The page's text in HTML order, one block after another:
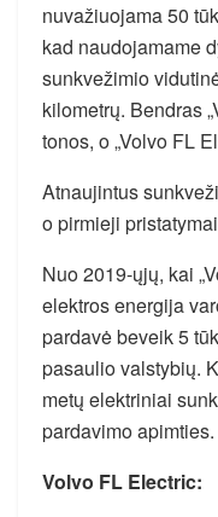
nuvažiuojama 50
kad naudojamame
sunkvežimio
kilometrų. Bendras
tonos, o „Volvo FL
Atnaujintus
o pirmieji
Nuo 2019-ųjų, kai
elektros energija
pardavė beveik 5
pasaulio valstybių.
metų elektriniai
pardavimo apimties.
Volvo FL Electric: